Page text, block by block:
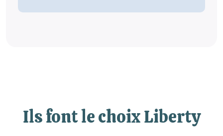
Ils font le choix Liberty